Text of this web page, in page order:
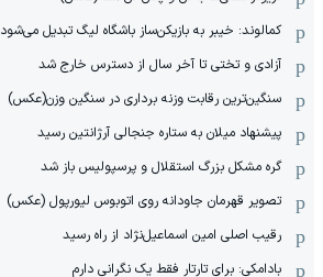
کمالوند: خیبر به بازیکن‌ساز باشگاه لیگ تبدیل می‌شود
آزادی و تختی تا آخر سال از دسترس خارج شد
سنگین‌ترین رقابت وزنه برداری در سنگین وزن(عکس)
پیشنهاد میلان به ستاره جنجالی آرژانتین رسید
گره مشکل بزرگ استقلال و پرسپولیس باز شد
تصویر قهرمان جاودانه روی اتوبوس لیورپول (عکس)
رقیب اصلی امین اسماعیل‌نژاد از راه رسید
بادامکی: برای تارتار فقط یک نگرانی دارم